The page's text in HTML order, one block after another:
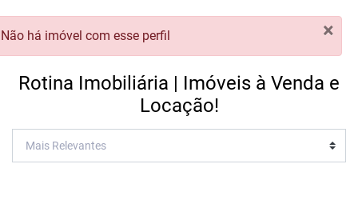
Rotina Imobiliária | Imóveis à Venda e
Locação!
×
Não há imóvel com esse perfil